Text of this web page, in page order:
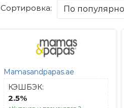
Сортировка: По
Mamasandpapas.ae
КЭШБЭК:
2.5%